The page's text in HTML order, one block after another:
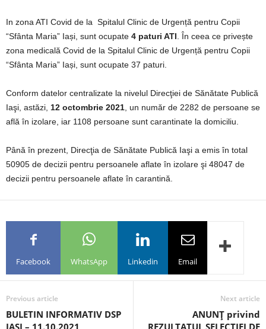
In zona ATI Covid de la Spitalul Clinic de Urgență pentru Copii
“Sfânta Maria” Iași, sunt ocupate 4 paturi ATI . În ceea ce privește
zona medicală Covid de la Spitalul Clinic de Urgență pentru Copii
“Sfânta Maria” Iași, sunt ocupate 37 paturi.
Conform datelor centralizate la nivelul Direcţiei de Sănătate Publică
Iaşi, astăzi, 12 octombrie 2021 , un număr de 2282 de persoane se
află în izolare, iar 1108 persoane sunt carantinate la domiciliu.
Până în prezent, Direcţia de Sănătate Publică Iaşi a emis în total
50905 de decizii pentru persoanele aflate în izolare şi 48047 de
decizii pentru persoanele aflate în carantină.
Facebook WhatsApp Linkedin Email
Previous article
BULETIN INFORMATIV DSP
IAȘI – 11.10.2021
Next article
ANUNŢ privind
REZULTATUL SELECŢIEI DE